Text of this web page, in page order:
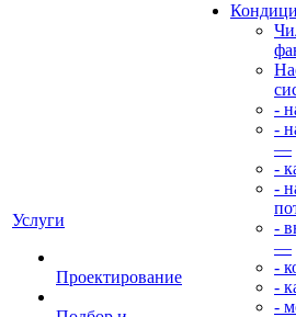
Услуги
Проектирование
-
-
—
-
-
-
—
-
-
-